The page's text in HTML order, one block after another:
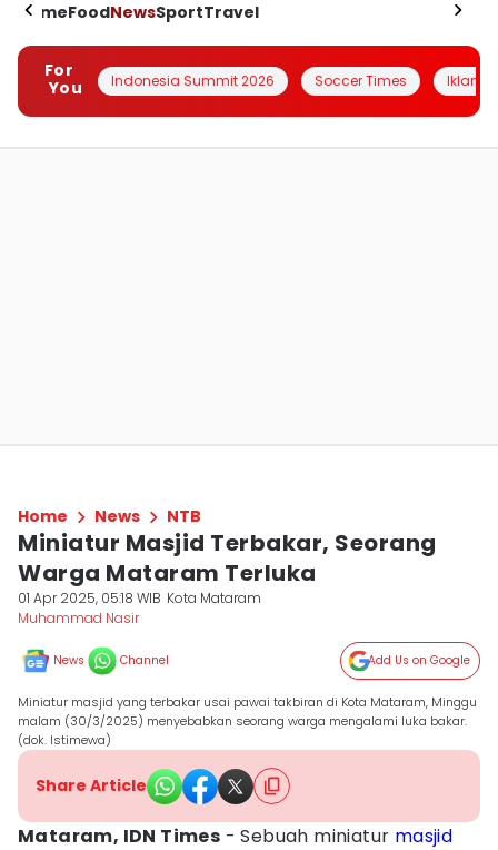
HomeFoodNewsSportTravel
For
You
Indonesia Summit 2026 Soccer Times Iklanin
Home News NTB
Miniatur Masjid Terbakar, Seorang
Warga Mataram Terluka
01 Apr 2025, 05:18 WIB Kota Mataram
Muhammad Nasir
News Channel Add Us on Google
Miniatur masjid yang terbakar usai pawai takbiran di Kota Mataram, Minggu
malam (30/3/2025) menyebabkan seorang warga mengalami luka bakar.
(dok. Istimewa)
Share Article
Mataram, IDN Times - Sebuah miniatur masjid